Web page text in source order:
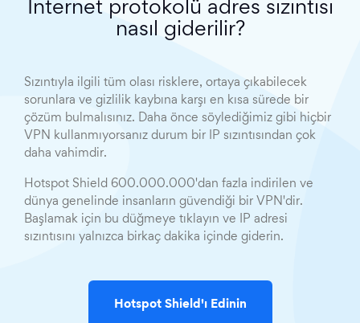
İnternet protokolü adres sızıntısı
nasıl giderilir?
Sızıntıyla ilgili tüm olası risklere, ortaya çıkabilecek
sorunlara ve gizlilik kaybına karşı en kısa sürede bir
çözüm bulmalısınız. Daha önce söylediğimiz gibi hiçbir
VPN kullanmıyorsanız durum bir IP sızıntısından çok
daha vahimdir.
Hotspot Shield 600.000.000'dan fazla indirilen ve
dünya genelinde insanların güvendiği bir VPN'dir.
Başlamak için bu düğmeye tıklayın ve IP adresi
sızıntısını yalnızca birkaç dakika içinde giderin.
Hotspot Shield'ı Edinin